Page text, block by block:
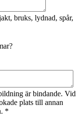
bruks, lydnad, spår,
är bindande. Vid
plats till annan
*